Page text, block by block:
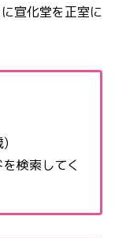
宣化堂を正室に
)
検索してく